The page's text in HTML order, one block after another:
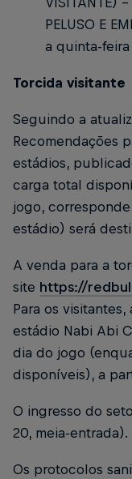
PELUSO E
a quinta-feira
Torcida visitante
Seguindo a
Recomendações
estádios,
carga total
jogo,
estádio) será
A venda para a
site https://
Para os
estádio Nabi Abi
dia do jogo
disponíveis), a
O ingresso do
20, meia-entrada).
Os protocolos